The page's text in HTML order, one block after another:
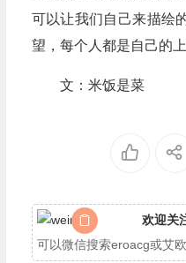
可以让我们自己来描绘
望，每个人都是自己的上
文：米饭是菜
欢迎关
可以微信搜索eroacg或艾